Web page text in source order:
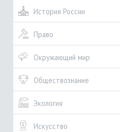
История России
Право
Окружающий мир
Обществознание
Экология
Искусство